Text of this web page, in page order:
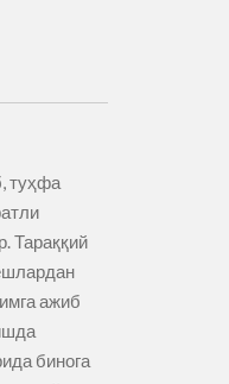
туҳфа
Тараққий
ажиб
бинога